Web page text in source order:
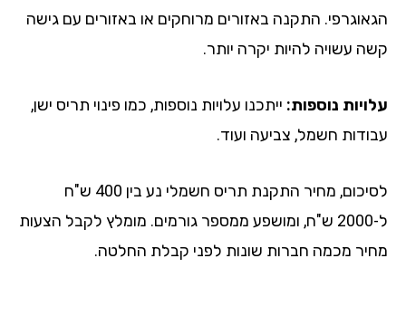
התקנה באזורים מרוחקים או באזורים עם גישה
עשויה להיות יקרה יותר.
נוספות:ייתכנו עלויות נוספות, כמו פינוי תריס ישן,
חשמל, צביעה ועוד.
לסיכום, מחיר התקנת תריס חשמלי נע בין 400 ש"ח
ל-2000 ש"ח, ומושפע ממספר גורמים. מומלץ לקבל הצעות
מכמה חברות שונות לפני קבלת החלטה.